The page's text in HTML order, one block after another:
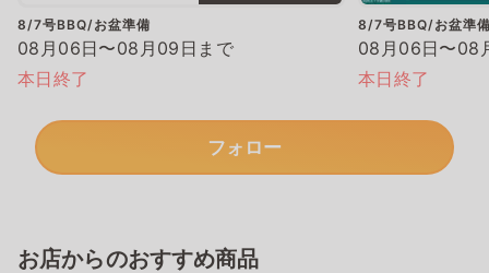
8/7号BBQ/お盆準備
08月06日〜08月09日まで
本日終了
8/7号BBQ/お盆準
08月06日〜08
本日終了
フォロー
お店からのおすすめ商品